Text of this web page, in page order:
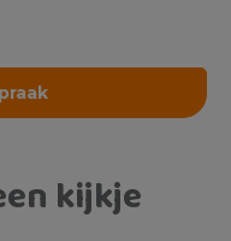
kijkje